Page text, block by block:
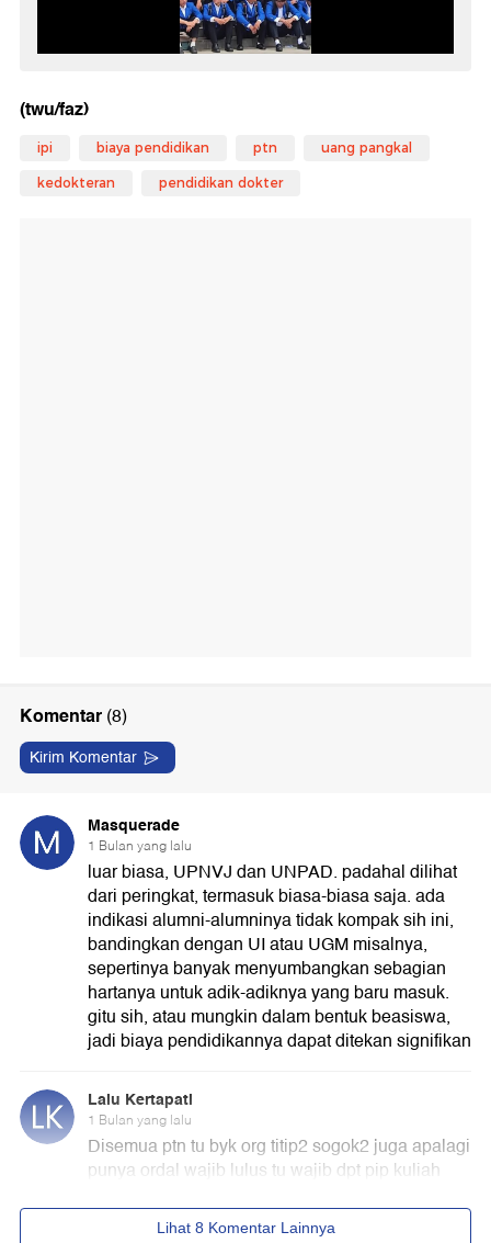
(twu/faz)
ipi biaya pendidikan ptn uang pangkal
kedokteran pendidikan dokter